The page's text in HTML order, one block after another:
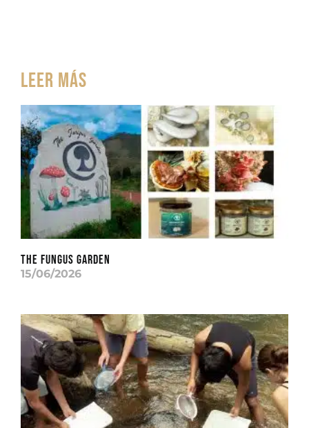
Leer más
THE FUNGUS GARDEN
15/06/2026